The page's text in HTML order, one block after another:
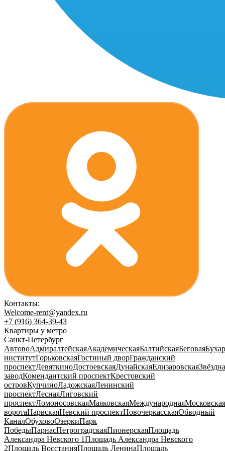
Контакты:
Welcome-rent@yandex.ru
+7 (916) 364-39-43
Квартиры у метро
Санкт-Петербург
АвтовоАдмиралтейскаяАкадемическаяБалтийскаяБеговая
институтГорьковскаяГостиный дворГражданский
проспектДевяткиноДостоевскаяДунайскаяЕлизаровская
заводКомендантский проспектКрестовский
островКупчиноЛадожскаяЛенинский
проспектЛеснаяЛиговский
проспектЛомоносовскаяМаяковскаяМеждународнаяМосковская
воротаНарвскаяНевский проспектНовочеркасскаяОбводный
КаналОбуховоОзеркиПарк
ПобедыПарнасПетроградскаяПионерскаяПлощадь
Александра Невского 1Площадь Александра Невского
2Площадь ВосстанияПлощадь ЛенинаПлощадь